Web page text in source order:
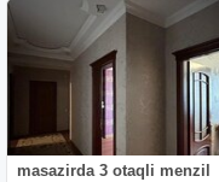
masazirda 3 otaqli menzil